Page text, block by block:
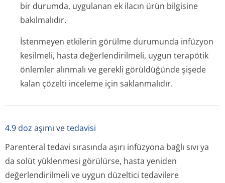
bir durumda, uygulanan ek ilacın ürün bilgisine
bakılmalıdır.
İstenmeyen etkilerin görülme durumunda infüzyon
kesilmeli, hasta değerlendirilmeli, uygun terapötik
önlemler alınmalı ve gerekli görüldüğünde şişede
kalan çözelti inceleme için saklanmalıdır.
4.9 doz aşımı ve tedavisi
Parenteral tedavi sırasında aşırı infüzyona bağlı sıvı ya
da solüt yüklenmesi görülürse, hasta yeniden
değerlendirilmeli ve uygun düzeltici tedavilere